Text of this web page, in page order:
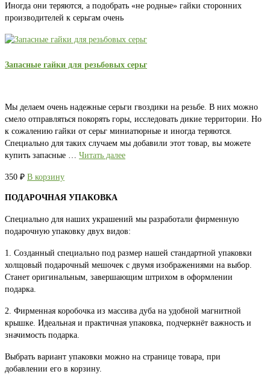
Иногда они теряются, а подобрать «не родные» гайки сторонних
производителей к серьгам очень
Запасные гайки для резьбовых серьг
Мы делаем очень надежные серьги гвоздики на резьбе. В них можно
смело отправляться покорять горы, исследовать дикие территории. Но
к сожалению гайки от серьг миниатюрные и иногда теряются.
Специально для таких случаем мы добавили этот товар, вы можете
купить запасные … Читать далее
350 ₽ В корзину
ПОДАРОЧНАЯ УПАКОВКА
Специально для наших украшений мы разработали фирменную
подарочную упаковку двух видов:
1. Созданный специально под размер нашей стандартной упаковки
холщовый подарочный мешочек с двумя изображениями на выбор.
Станет оригинальным, завершающим штрихом в оформлении
подарка.
2. Фирменная коробочка из массива дуба на удобной магнитной
крышке. Идеальная и практичная упаковка, подчеркнёт важность и
значимость подарка.
Выбрать вариант упаковки можно на странице товара, при
добавлении его в корзину.